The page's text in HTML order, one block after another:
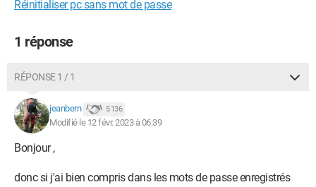
Réinitialiser pc sans mot de passe
1 réponse
RÉPONSE 1 / 1
jeanbern 5 136
Modifié le 12 févr. 2023 à 06:39
Bonjour ,
donc si j'ai bien compris dans les mots de passe enregistrés